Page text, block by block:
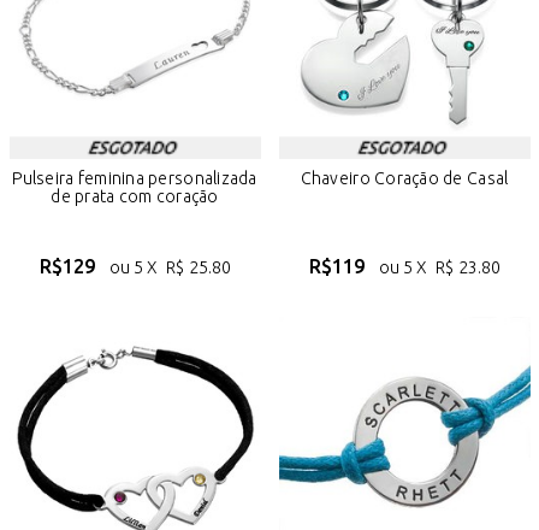
Pulseira feminina personalizada
de prata com coração
R$129 ou 5 X R$ 25.80
Chaveiro Coração de Casal
R$119 ou 5 X R$ 23.80